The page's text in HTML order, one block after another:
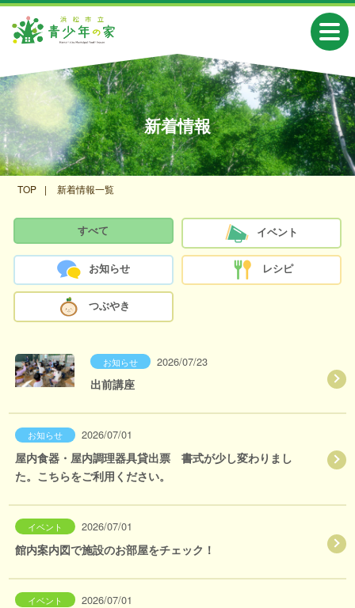
新着情報
TOP 新着情報一覧
すべて イベント
お知らせ レシピ
つぶやき
お知らせ 2026/07/23
出前講座
お知らせ 2026/07/01
屋内食器・屋内調理器具貸出票 書式が少し変わりまし
た。こちらをご利用ください。
イベント 2026/07/01
館内案内図で施設のお部屋をチェック！
イベント 2026/07/01